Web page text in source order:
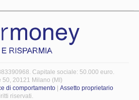
Capitale sociale: 50.000 euro.
20121 Milano (MI)
di comportamento
Assetto proprietario
riservati.